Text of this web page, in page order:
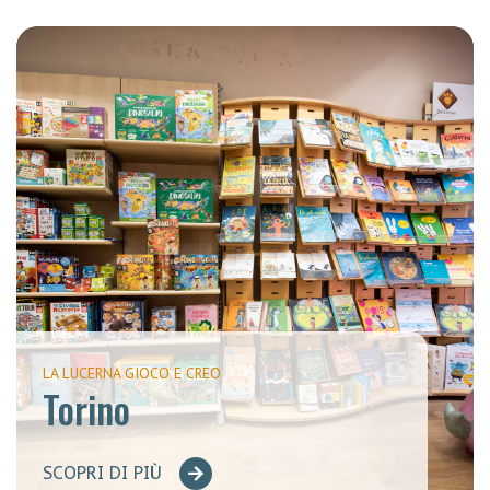
LA LUCERNA GIOCO E CREO
Torino
SCOPRI DI PIÙ